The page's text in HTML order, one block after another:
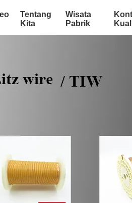
Tentang
Kita
Wisata
Pabrik